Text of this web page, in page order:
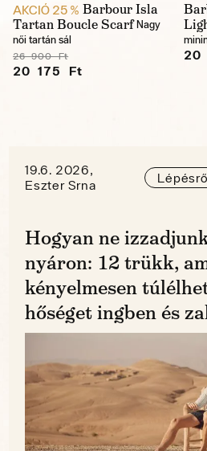
AKCIÓ 25 % Barbour Isla
Tartan Boucle Scarf Nagy
női tartán sál
26 900 Ft
20 175 Ft
20
19.6. 2026,
Eszter Srna
Hogyan ne
nyáron: 12 trükk,
kényelmesen
hőséget ingben és